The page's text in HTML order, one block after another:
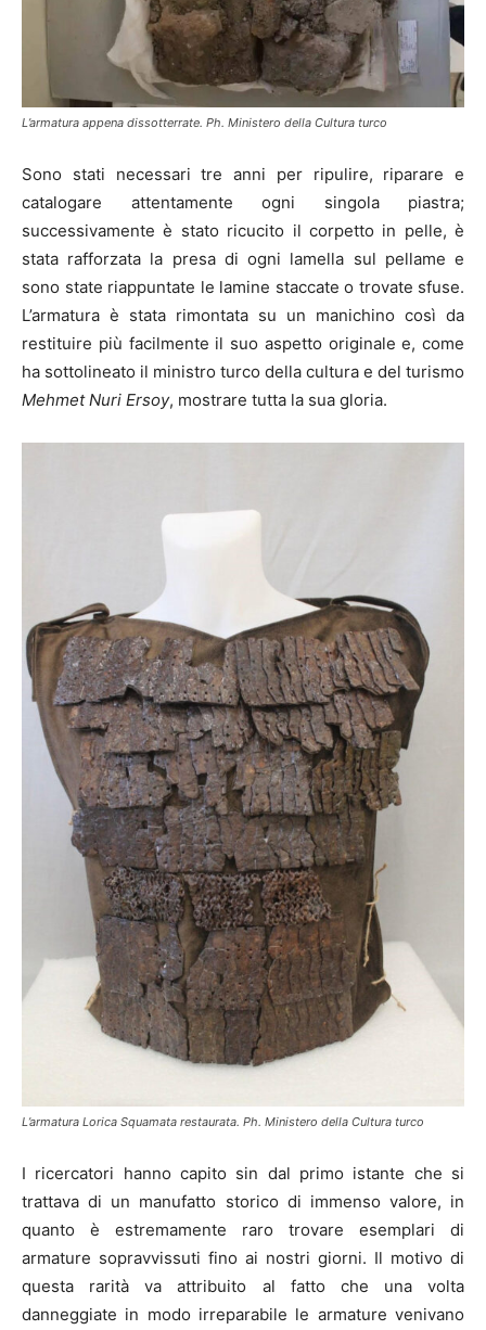
L’armatura appena dissotterrate. Ph. Ministero della Cultura turco
Sono stati necessari tre anni per ripulire, riparare e
catalogare attentamente ogni singola piastra;
successivamente è stato ricucito il corpetto in pelle, è
stata rafforzata la presa di ogni lamella sul pellame e
sono state riappuntate le lamine staccate o trovate sfuse.
L’armatura è stata rimontata su un manichino così da
restituire più facilmente il suo aspetto originale e, come
ha sottolineato il ministro turco della cultura e del turismo
Mehmet Nuri Ersoy, mostrare tutta la sua gloria.
L’armatura Lorica Squamata restaurata. Ph. Ministero della Cultura turco
I ricercatori hanno capito sin dal primo istante che si
trattava di un manufatto storico di immenso valore, in
quanto è estremamente raro trovare esemplari di
armature sopravvissuti fino ai nostri giorni. Il motivo di
questa rarità va attribuito al fatto che una volta
danneggiate in modo irreparabile le armature venivano